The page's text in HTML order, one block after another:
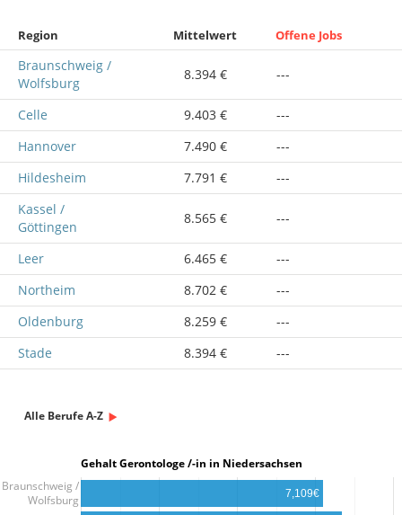
Region Mittelwert Offene Jobs
Braunschweig /
Wolfsburg
8.394 € ---
Celle 9.403 €
---
Hannover
7.490 €
---
Hildesheim
7.791 €
---
Kassel /
Göttingen
8.565 € ---
Leer 6.465 €
---
Northeim
8.702 €
---
Oldenburg
8.259 €
---
Stade
8.394 € ---
Alle Berufe A-Z
Gehalt Gerontologe /-in in Niedersachsen
Braunschweig /
Wolfsburg
7,109€